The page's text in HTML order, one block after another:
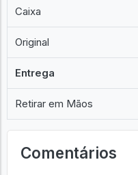
Caixa
Original
Entrega
Retirar em Mãos
Comentários